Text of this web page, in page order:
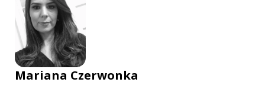
Mariana Czerwonka